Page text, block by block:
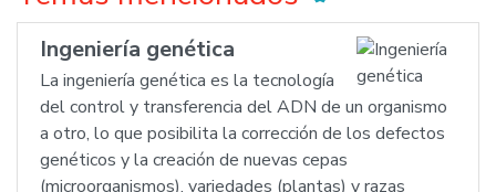
Ingeniería genética
La ingeniería genética es la tecnología
del control y transferencia del ADN de un organismo
a otro, lo que posibilita la corrección de los defectos
genéticos y la creación de nuevas cepas
(microorganismos), variedades (plantas) y razas